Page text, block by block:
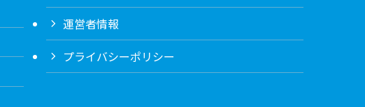
運営者情報
プライバシーポリシー